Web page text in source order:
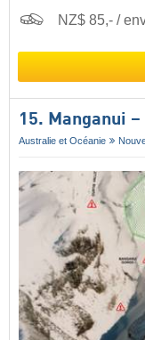
NZ$ 85,- /
15. Manganui
Australie et Océanie